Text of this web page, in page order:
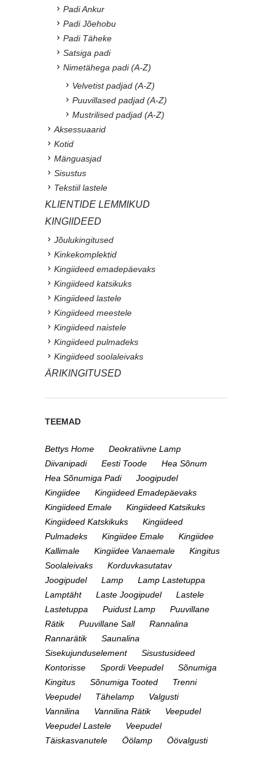
Padi Ankur
Padi Jõehobu
Padi Täheke
Satsiga padi
Nimetähega padi (A-Z)
Velvetist padjad (A-Z)
Puuvillased padjad (A-Z)
Mustrilised padjad (A-Z)
Aksessuaarid
Kotid
Mänguasjad
Sisustus
Tekstiil lastele
KLIENTIDE LEMMIKUD
KINGIIDEED
Jõulukingitused
Kinkekomplektid
Kingiideed emadepäevaks
Kingiideed katsikuks
Kingiideed lastele
Kingiideed meestele
Kingiideed naistele
Kingiideed pulmadeks
Kingiideed soolaleivaks
ÄRIKINGITUSED
TEEMAD
Bettys Home
Deokratiivne Lamp
Diivanipadi
Eesti Toode
Hea Sõnum
Hea Sõnumiga Padi
Joogipudel
Kingiidee
Kingiideed Emadepäevaks
Kingiideed Emale
Kingiideed Katsikuks
Kingiideed Katskikuks
Kingiideed
Pulmadeks
Kingiidee Emale
Kingiidee
Kallimale
Kingiidee Vanaemale
Kingitus
Soolaleivaks
Korduvkasutatav
Joogipudel
Lamp
Lamp Lastetuppa
Lamptäht
Laste Joogipudel
Lastele
Lastetuppa
Puidust Lamp
Puuvillane
Rätik
Puuvillane Sall
Rannalina
Rannarätik
Saunalina
Sisekujunduselement
Sisustusideed
Kontorisse
Spordi Veepudel
Sõnumiga
Kingitus
Sõnumiga Tooted
Trenni
Veepudel
Tähelamp
Valgusti
Vannilina
Vannilina Rätik
Veepudel
Veepudel Lastele
Veepudel
Täiskasvanutele
Öölamp Öövalgusti